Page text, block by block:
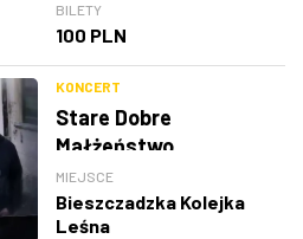
BILETY
100 PLN
KONCERT
Stare Dobre
Małżeństwo
MIEJSCE
Bieszczadzka Kolejka
Leśna